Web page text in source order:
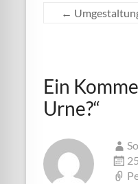
←
Ein
Urne?“